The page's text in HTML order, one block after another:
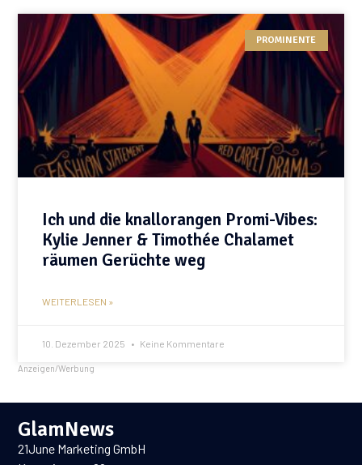
PROMINENTE
Ich und die knallorangen Promi-Vibes:
Kylie Jenner & Timothée Chalamet
räumen Gerüchte weg
WEITERLESEN »
10. Dezember 2025 Keine Kommentare
Anzeigen/Werbung
GlamNews
21June Marketing GmbH